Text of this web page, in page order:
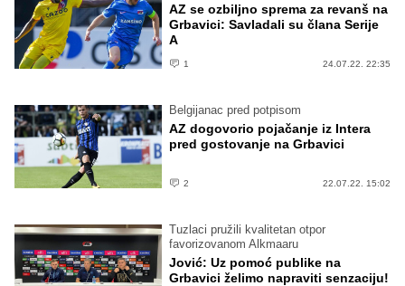
AZ se ozbiljno sprema za revanš na
Grbavici: Savladali su člana Serije
A
1 24.07.22. 22:35
Belgijanac pred potpisom
AZ dogovorio pojačanje iz Intera
pred gostovanje na Grbavici
2 22.07.22. 15:02
Tuzlaci pružili kvalitetan otpor
favorizovanom Alkmaaru
Jović: Uz pomoć publike na
Grbavici želimo napraviti senzaciju!